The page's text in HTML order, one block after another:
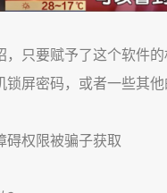
，只要赋予了这个软件
屏密码，或者一些其他
碍权限被骗子获取